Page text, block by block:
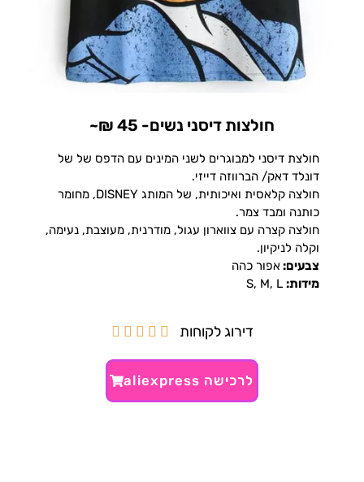
חולצות דיסני נשים- 45 ₪~
חולצת דיסני למבוגרים לשני המינים עם הדפס של של
דונלד דאק/ הברווזה דייזי.
חולצה קלאסית ואיכותית, של המותג DISNEY, מחומר
כותנה ומבד צמר.
חולצה קצרה עם צווארון עגול, מודרנית, מעוצבת, נעימה,
וקלה לניקיון.
צבעים: אפור כהה
מידות:S, M, L
דירוג לקוחות 




לרכישה aliexpress